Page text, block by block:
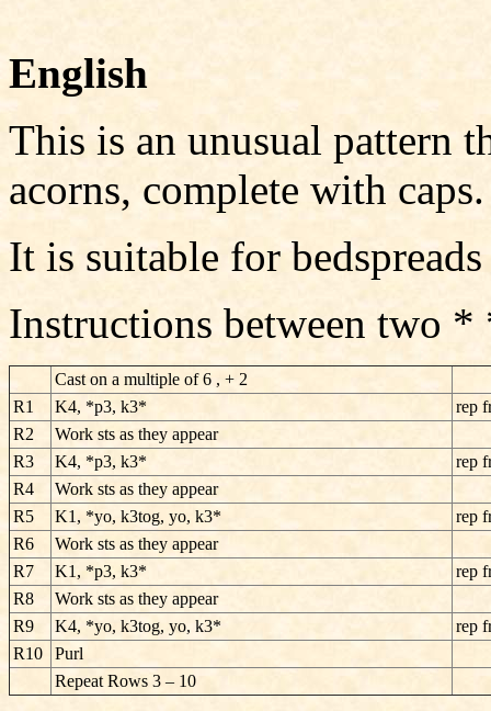
English
This is an unusual pattern
acorns, complete with caps.
It is suitable for
Instructions between two *
Cast on a multiple of 6 , + 2
R1
K4, *p3, k3*
rep
R2
Work sts as they appear
R3
K4, *p3, k3*
rep
R4
Work sts as they appear
R5
K1, *yo, k3tog, yo, k3*
rep
R6
Work sts as they appear
R7
K1, *p3, k3*
rep
R8
Work sts as they appear
R9
K4, *yo, k3tog, yo, k3*
rep
R10
Purl
Repeat Rows 3 – 10